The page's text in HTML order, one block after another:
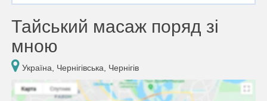
Тайський масаж поряд зі
мною
Україна, Чернігівська, Чернігів